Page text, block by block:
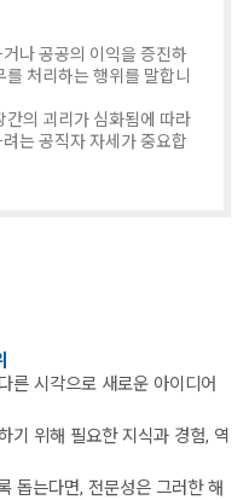
나 공공의 이익을 증진하
처리하는 행위를 말합니
간의 괴리가 심화됨에 따라
는 공직자 자세가 중요합
른 시각으로 새로운 아이디어
기 위해 필요한 지식과 경험, 역
돕는다면, 전문성은 그러한 해